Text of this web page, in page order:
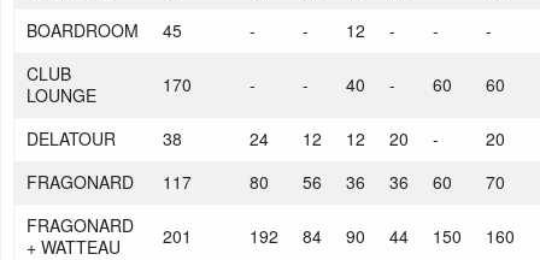
BOARDROOM
45 - - 12 - -
-
CLUB
LOUNGE
170 - - 40 - 60 60
DELATOUR 38 24 12 12 20 -
20
FRAGONARD
117 80 56 36 36 60
70
FRAGONARD
+ WATTEAU
201 192 84 90 44 150 160